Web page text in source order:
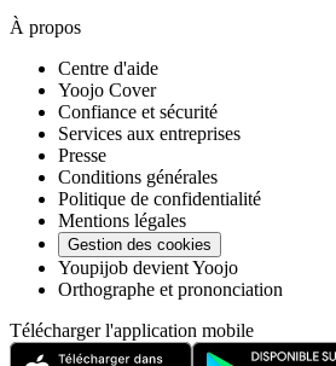
À propos
Centre d'aide
Yoojo Cover
Confiance et sécurité
Services aux entreprises
Presse
Conditions générales
Politique de confidentialité
Mentions légales
Gestion des cookies
Youpijob devient Yoojo
Orthographe et prononciation
Télécharger l'application mobile